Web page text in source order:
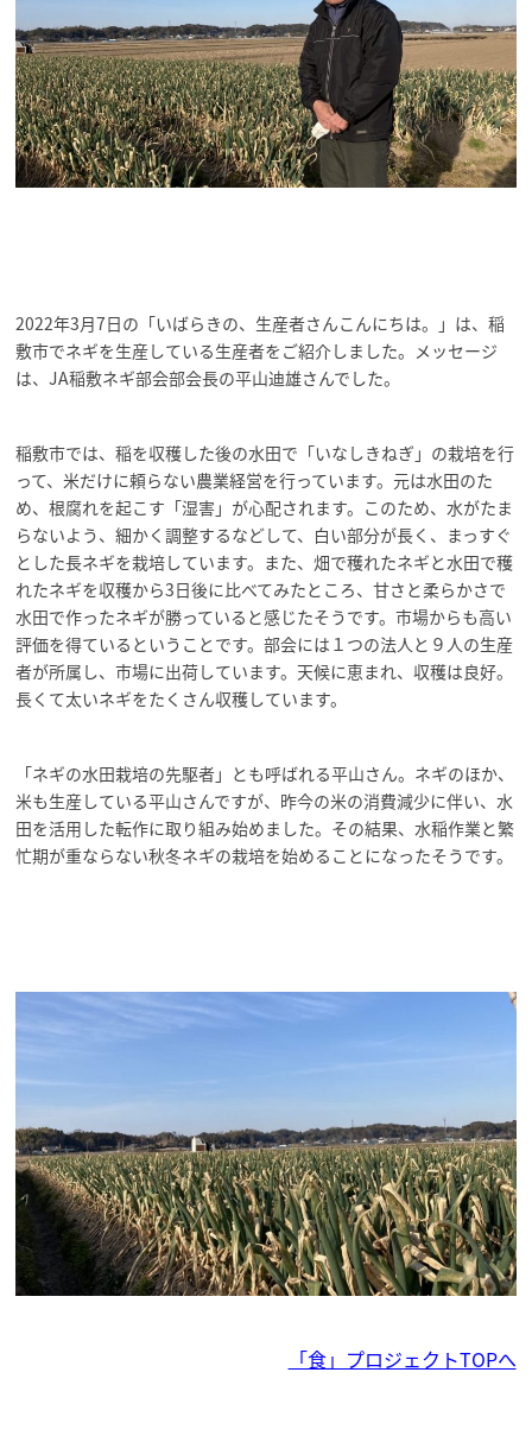
2022年3月7日の「いばらきの、生産者さんこんにちは。」は、稲
敷市でネギを生産している生産者をご紹介しました。メッセージ
は、JA稲敷ネギ部会部会長の平山迪雄さんでした。
稲敷市では、稲を収穫した後の水田で「いなしきねぎ」の栽培を行
って、米だけに頼らない農業経営を行っています。元は水田のた
め、根腐れを起こす「湿害」が心配されます。このため、水がたま
らないよう、細かく調整するなどして、白い部分が長く、まっすぐ
とした長ネギを栽培しています。また、畑で穫れたネギと水田で穫
れたネギを収穫から3日後に比べてみたところ、甘さと柔らかさで
水田で作ったネギが勝っていると感じたそうです。市場からも高い
評価を得ているということです。部会には１つの法人と９人の生産
者が所属し、市場に出荷しています。天候に恵まれ、収穫は良好。
長くて太いネギをたくさん収穫しています。
「ネギの水田栽培の先駆者」とも呼ばれる平山さん。ネギのほか、
米も生産している平山さんですが、昨今の米の消費減少に伴い、水
田を活用した転作に取り組み始めました。その結果、水稲作業と繁
忙期が重ならない秋冬ネギの栽培を始めることになったそうです。
「食」プロジェクトTOPへ